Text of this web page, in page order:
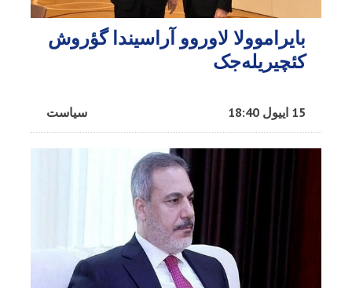
بایراموولا لاوروو آراسیندا گؤروش
کئچیریله‌جک
سیاست 15 اییول 18:40